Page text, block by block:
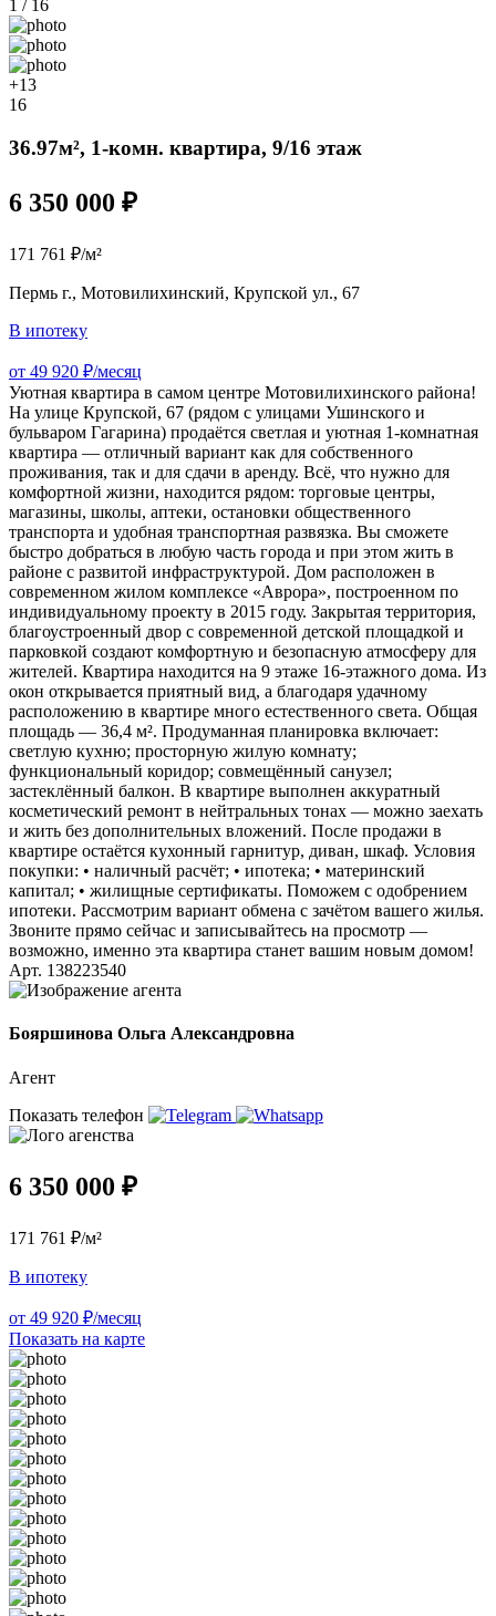
1 / 16
+13
16
36.97м², 1-комн. квартира, 9/16 этаж
6 350 000 ₽
171 761 ₽/м²
Пермь г., Мотовилихинский, Крупской ул., 67
В ипотеку
от 49 920 ₽/месяц
Уютная квартира в самом центре Мотовилихинского района!
На улице Крупской, 67 (рядом с улицами Ушинского и
бульваром Гагарина) продаётся светлая и уютная 1-комнатная
квартира — отличный вариант как для собственного
проживания, так и для сдачи в аренду. Всё, что нужно для
комфортной жизни, находится рядом: торговые центры,
магазины, школы, аптеки, остановки общественного
транспорта и удобная транспортная развязка. Вы сможете
быстро добраться в любую часть города и при этом жить в
районе с развитой инфраструктурой. Дом расположен в
современном жилом комплексе «Аврора», построенном по
индивидуальному проекту в 2015 году. Закрытая территория,
благоустроенный двор с современной детской площадкой и
парковкой создают комфортную и безопасную атмосферу для
жителей. Квартира находится на 9 этаже 16-этажного дома. Из
окон открывается приятный вид, а благодаря удачному
расположению в квартире много естественного света. Общая
площадь — 36,4 м². Продуманная планировка включает:
светлую кухню; просторную жилую комнату;
функциональный коридор; совмещённый санузел;
застеклённый балкон. В квартире выполнен аккуратный
косметический ремонт в нейтральных тонах — можно заехать
и жить без дополнительных вложений. После продажи в
квартире остаётся кухонный гарнитур, диван, шкаф. Условия
покупки: • наличный расчёт; • ипотека; • материнский
капитал; • жилищные сертификаты. Поможем с одобрением
ипотеки. Рассмотрим вариант обмена с зачётом вашего жилья.
Звоните прямо сейчас и записывайтесь на просмотр —
возможно, именно эта квартира станет вашим новым домом!
Арт. 138223540
Бояршинова Ольга Александровна
Агент
Показать телефон
6 350 000 ₽
171 761 ₽/м²
В ипотеку
от 49 920 ₽/месяц
Показать на карте